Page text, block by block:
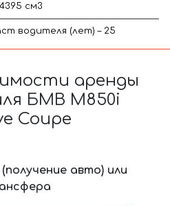
см3
водителя (лет) – 25
аренды
БМВ M850i
Coupe
авто) или